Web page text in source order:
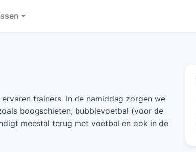
trainers. In de namiddag zorgen we
boogschieten, bubblevoetbal (voor de
meestal terug met voetbal en ook in de